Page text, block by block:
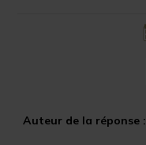
Auteur de la réponse :